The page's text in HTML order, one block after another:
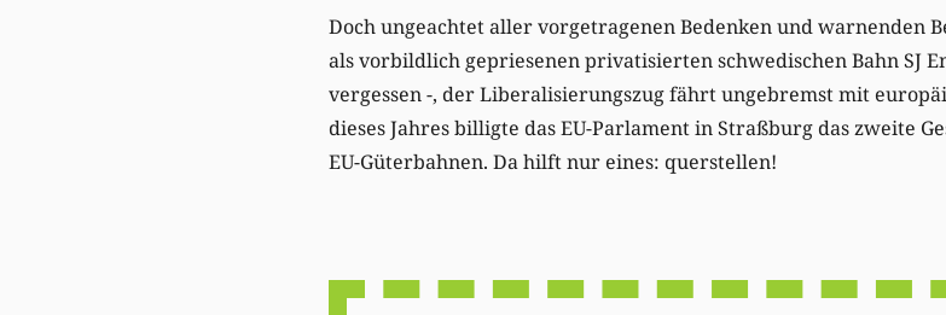
Doch ungeachtet aller vorgetragenen Bedenken und warnenden
als vorbildlich gepriesenen privatisierten schwedischen Bahn SJ
vergessen -, der Liberalisierungszug fährt ungebremst mit
dieses Jahres billigte das EU-Parlament in Straßburg das zweite
EU-Güterbahnen. Da hilft nur eines: querstellen!